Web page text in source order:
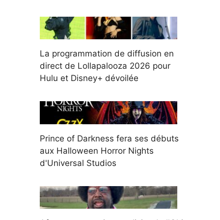
La programmation de diffusion en
direct de Lollapalooza 2026 pour
Hulu et Disney+ dévoilée
Prince of Darkness fera ses débuts
aux Halloween Horror Nights
d'Universal Studios